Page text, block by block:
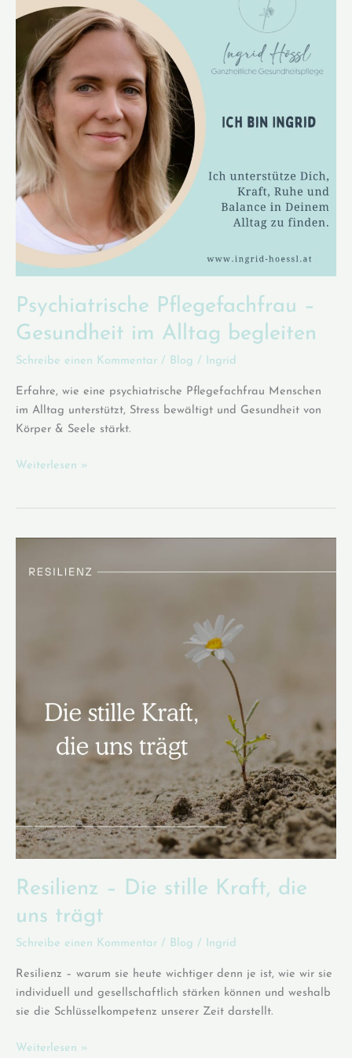
Psychiatrische Pflegefachfrau –
Gesundheit im Alltag begleiten
Schreibe einen Kommentar / Blog / Ingrid
Erfahre, wie eine psychiatrische Pflegefachfrau Menschen
im Alltag unterstützt, Stress bewältigt und Gesundheit von
Körper & Seele stärkt.
Psychiatrische
im
begleiten
Weiterlesen »
Resilienz – Die stille Kraft, die
uns trägt
Schreibe einen Kommentar / Blog / Ingrid
Resilienz – warum sie heute wichtiger denn je ist, wie wir sie
individuell und gesellschaftlich stärken können und weshalb
sie die Schlüsselkompetenz unserer Zeit darstellt.
Resilienz
Weiterlesen »